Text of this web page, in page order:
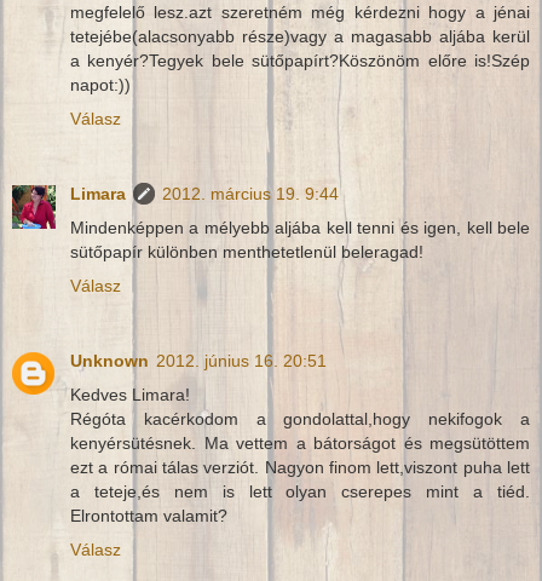
megfelelő lesz.azt szeretném még kérdezni hogy a jénai
tetejébe(alacsonyabb része)vagy a magasabb aljába kerül
a kenyér?Tegyek bele sütőpapírt?Köszönöm előre is!Szép
napot:))
Válasz
Limara
2012. március 19. 9:44
Mindenképpen a mélyebb aljába kell tenni és igen, kell bele
sütőpapír különben menthetetlenül beleragad!
Válasz
Unknown 2012. június 16. 20:51
Kedves Limara!
Régóta kacérkodom a gondolattal,hogy nekifogok a
kenyérsütésnek. Ma vettem a bátorságot és megsütöttem
ezt a római tálas verziót. Nagyon finom lett,viszont puha lett
a teteje,és nem is lett olyan cserepes mint a tiéd.
Elrontottam valamit?
Válasz